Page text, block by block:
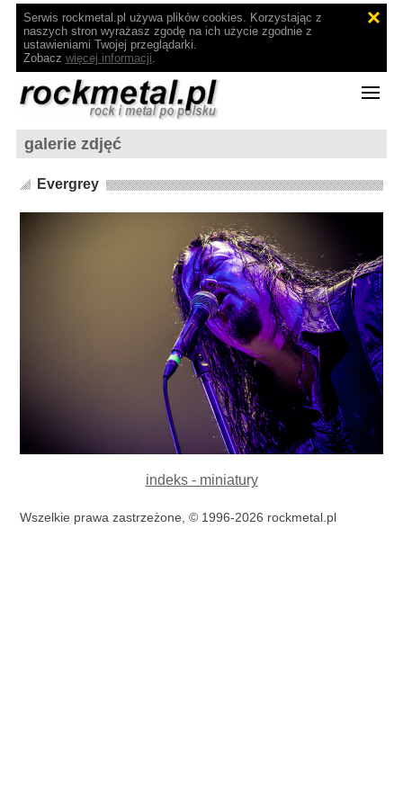
Serwis rockmetal.pl używa plików cookies. Korzystając z
naszych stron wyrażasz zgodę na ich użycie zgodnie z
ustawieniami Twojej przeglądarki.
Zobacz więcej informacji.
galerie zdjęć
Evergrey
indeks - miniatury
Wszelkie prawa zastrzeżone, © 1996-2026 rockmetal.pl